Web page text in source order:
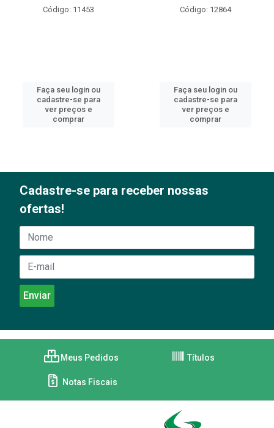
Código: 11453
Faça seu login ou
cadastre-se para
ver preços e
comprar
Código: 12864
Faça seu login ou
cadastre-se para
ver preços e
comprar
Cadastre-se para receber nossas
ofertas!
Meus Pedidos Títulos
Notas Fiscais